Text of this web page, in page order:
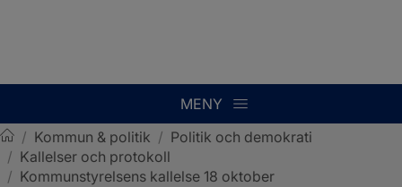
MENY
Sotenäs kommun
/ Kommun & politik / Politik och demokrati
/ Kallelser och protokoll
/ Kommunstyrelsens kallelse 18 oktober